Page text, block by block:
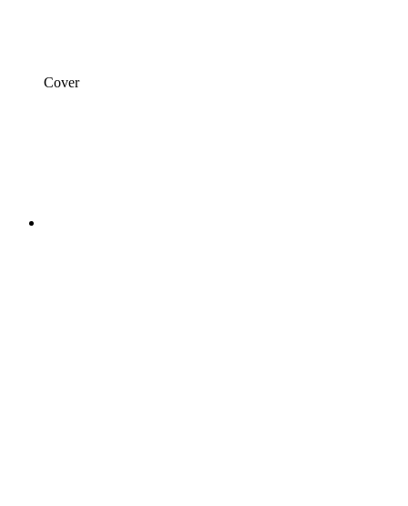
Cover